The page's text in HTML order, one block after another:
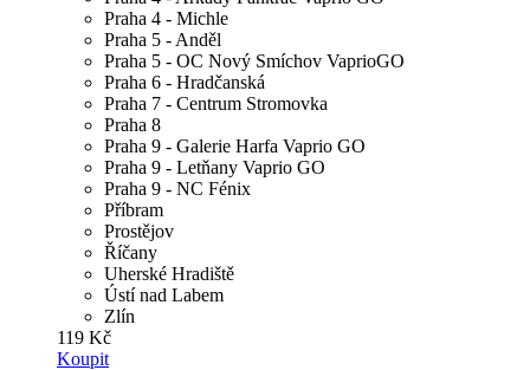
Praha 4 - Michle
Praha 5 - Anděl
Praha 5 - OC Nový Smíchov VaprioGO
Praha 6 - Hradčanská
Praha 7 - Centrum Stromovka
Praha 8
Praha 9 - Galerie Harfa Vaprio GO
Praha 9 - Letňany Vaprio GO
Praha 9 - NC Fénix
Příbram
Prostějov
Říčany
Uherské Hradiště
Ústí nad Labem
Zlín
119 Kč
Koupit